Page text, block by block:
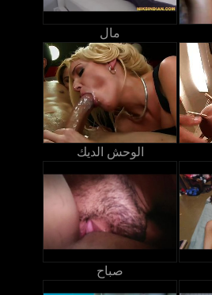
مال
الوحش الديك
صباح